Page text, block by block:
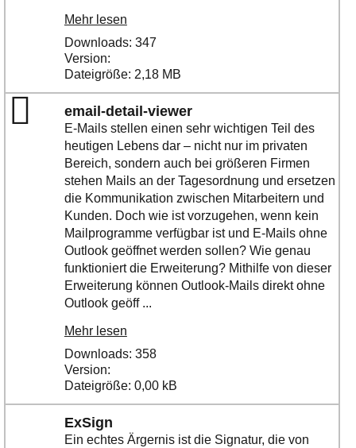
Mehr lesen
Downloads: 347
Version:
Dateigröße: 2,18 MB
email-detail-viewer
E-Mails stellen einen sehr wichtigen Teil des
heutigen Lebens dar – nicht nur im privaten
Bereich, sondern auch bei größeren Firmen
stehen Mails an der Tagesordnung und ersetzen
die Kommunikation zwischen Mitarbeitern und
Kunden. Doch wie ist vorzugehen, wenn kein
Mailprogramme verfügbar ist und E-Mails ohne
Outlook geöffnet werden sollen? Wie genau
funktioniert die Erweiterung? Mithilfe von dieser
Erweiterung können Outlook-Mails direkt ohne
Outlook geöff ...
Mehr lesen
Downloads: 358
Version:
Dateigröße: 0,00 kB
ExSign
Ein echtes Ärgernis ist die Signatur, die von